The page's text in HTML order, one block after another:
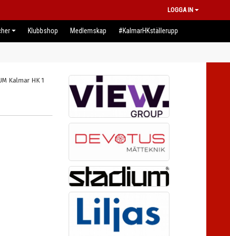
LOGGA IN
Klubbshop Medlemskap #KalmarHKställerupp